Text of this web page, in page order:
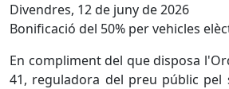
Divendres, 12 de juny de 2026
Bonificació del 50% per vehicles
En compliment del que disposa
41, reguladora del preu públic pel